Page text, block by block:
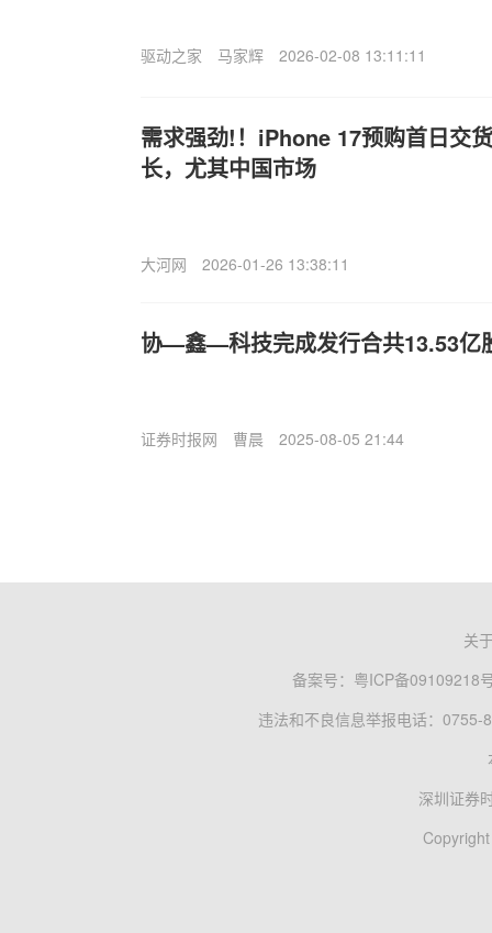
驱动之家 马家辉 2026-02-08 13:11:11
需求强劲!！iPhone 17预购首日交
长，尤其中国市场
大河网 2026-01-26 13:38:11
协—鑫—科技完成发行合共13.53亿
证券时报网 曹晨 2025-08-05 21:44
关
备案号： 粤ICP备09109218
违法和不良信息举报电话：0755-
深圳证券